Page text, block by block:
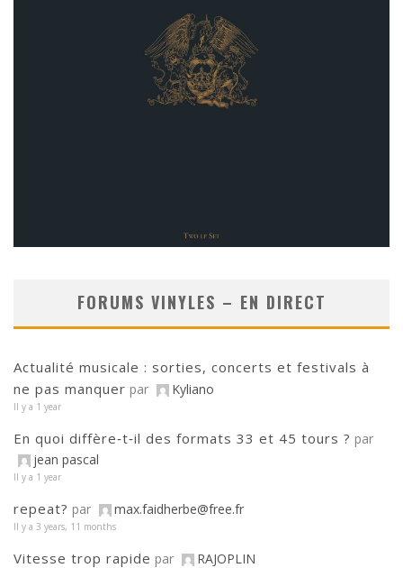
FORUMS VINYLES – EN DIRECT
Actualité musicale : sorties, concerts et festivals à
ne pas manquer par Kyliano
Il y a 1 year
En quoi diffère‑t‑il des formats 33 et 45 tours ? par
jean pascal
Il y a 1 year
repeat? par max.faidherbe@free.fr
Il y a 3 years, 11 months
Vitesse trop rapide par RAJOPLIN